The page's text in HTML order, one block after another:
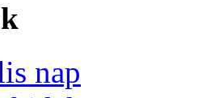
nap